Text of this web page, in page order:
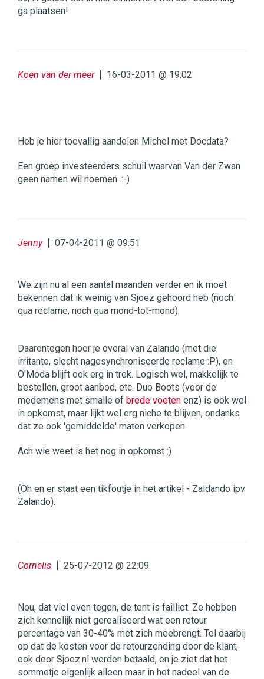
ga plaatsen!
Koen van der meer 16-03-2011 @ 19:02
Heb je hier toevallig aandelen Michel met Docdata?
Een groep investeerders schuil waarvan Van der Zwan
geen namen wil noemen. :-)
Jenny 07-04-2011 @ 09:51
We zijn nu al een aantal maanden verder en ik moet
bekennen dat ik weinig van Sjoez gehoord heb (noch
qua reclame, noch qua mond-tot-mond).
Daarentegen hoor je overal van Zalando (met die
irritante, slecht nagesynchroniseerde reclame :P), en
O'Moda blijft ook erg in trek. Logisch wel, makkelijk te
bestellen, groot aanbod, etc. Duo Boots (voor de
medemens met smalle of brede voeten enz) is ook wel
in opkomst, maar lijkt wel erg niche te blijven, ondanks
dat ze ook 'gemiddelde' maten verkopen.
Ach wie weet is het nog in opkomst :)
(Oh en er staat een tikfoutje in het artikel - Zaldando ipv
Zalando).
Cornelis 25-07-2012 @ 22:09
Nou, dat viel even tegen, de tent is failliet. Ze hebben
zich kennelijk niet gerealiseerd wat een retour
percentage van 30-40% met zich meebrengt. Tel daarbij
op dat de kosten voor de retourzending door de klant,
ook door Sjoez.nl werden betaald, en je ziet dat het
sommetje eigenlijk alleen maar in het nadeel van de